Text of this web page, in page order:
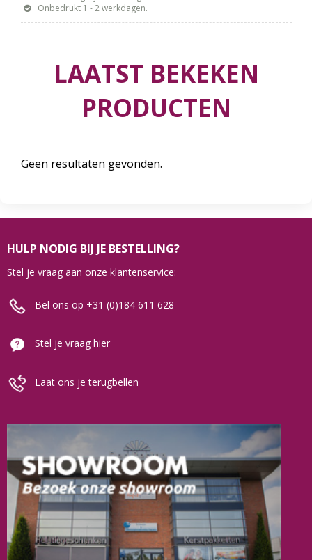
Onbedrukt 1 - 2 werkdagen.
LAATST BEKEKEN
PRODUCTEN
Geen resultaten gevonden.
HULP NODIG BIJ JE BESTELLING?
Stel je vraag aan onze klantenservice:
Bel ons op +31 (0)184 611 628
Stel je vraag hier
Laat ons je terugbellen